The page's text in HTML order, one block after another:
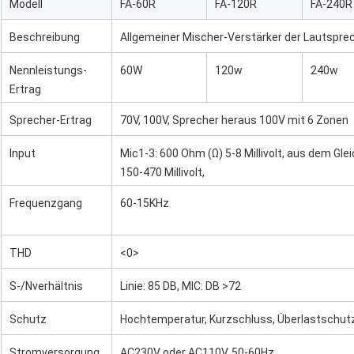
Modell FA-60R FA-120R FA-240R
Beschreibung Allgemeiner Mischer-Verstärker der
Nennleistungs-
Ertrag
60W 120w 240w
Sprecher-Ertrag 70V, 100V, Sprecher heraus 100V mit 6 Zonen
Input
Mic1-3: 600 Ohm (Ω) 5-8 Millivolt, aus dem
150-470 Millivolt,
Frequenzgang
60-15KHz
THD <0>
S-/Nverhältnis Linie: 85 DB, MIC: DB >72
Schutz Hochtemperatur, Kurzschluss,